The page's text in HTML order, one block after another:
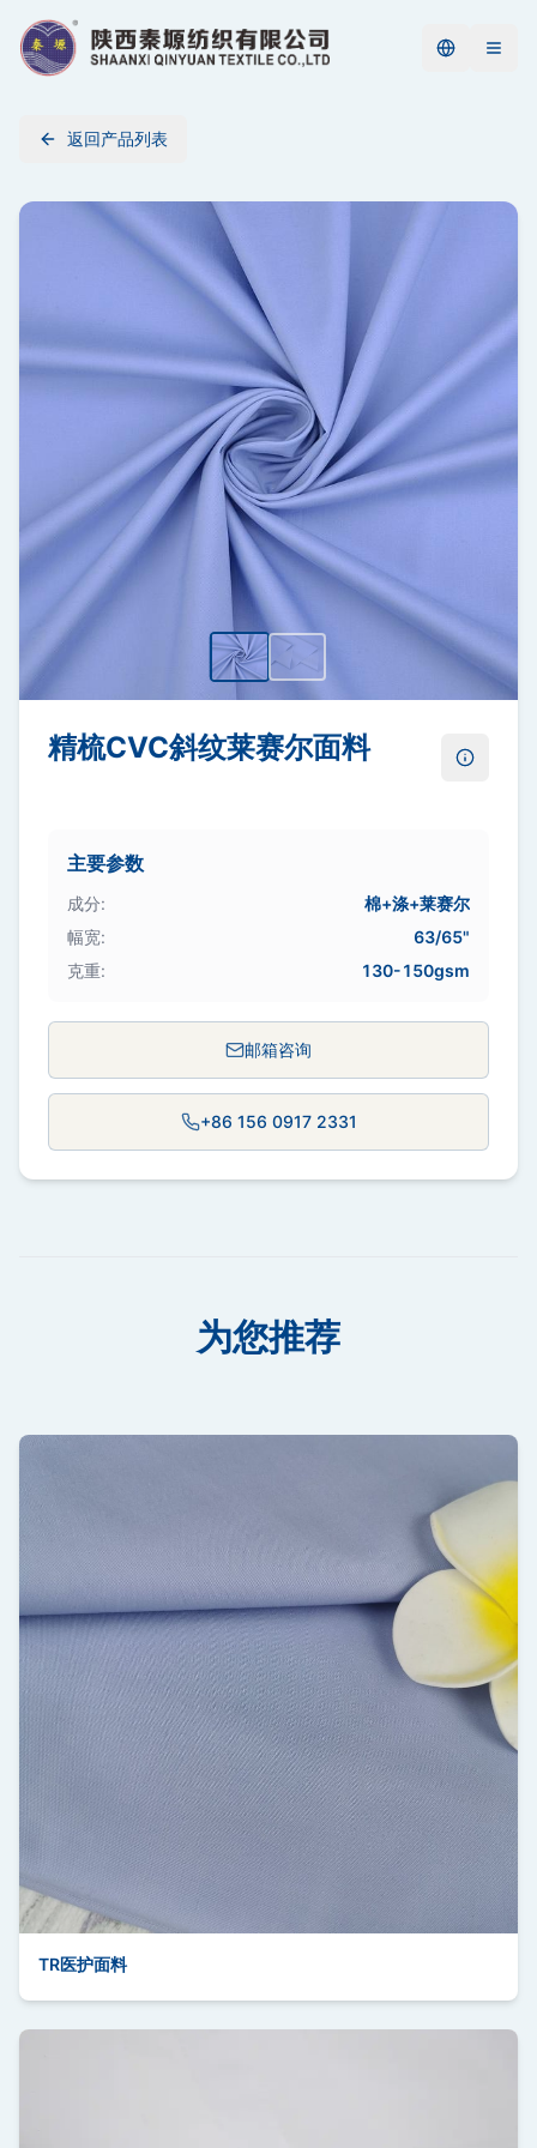
返回产品列表
精梳CVC斜纹莱赛尔面料
了解更多
主要参数
成分:
棉+涤+莱赛尔
幅宽:
63/65"
克重: 130-150gsm
邮箱咨询
+86 156 0917 2331
为您推荐
TR医护面料